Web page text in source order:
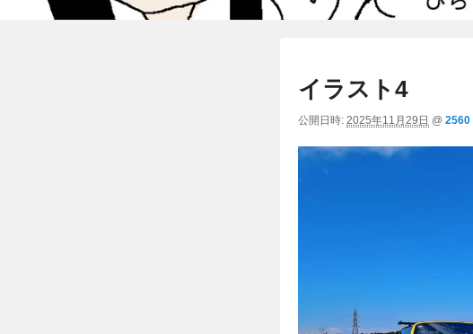
イラスト4
公開日時: 2025年11月29日 @ 2560